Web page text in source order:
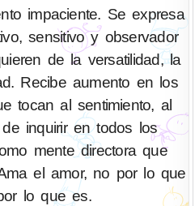
impaciente. Se expresa
sensitivo y observador
de la versatilidad, la
Recibe aumento en los
tocan al sentimiento, al
inquirir en todos los
mente directora que
el amor, no por lo que
lo que es.